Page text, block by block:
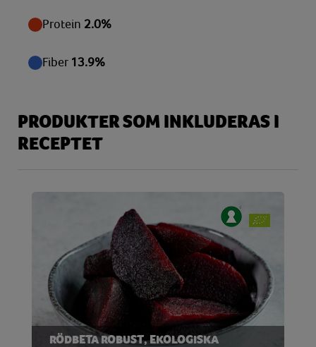
Protein 2.0%
Fiber 13.9%
PRODUKTER SOM INKLUDERAS I
RECEPTET
RÖDBETA ROBUST, EKOLOGISKA